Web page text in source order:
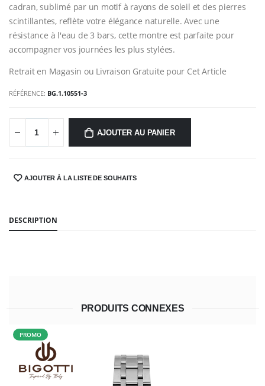
cadran, sublimé par un motif à rayons de soleil et des pierres
scintillantes, reflète votre élégance naturelle. Avec une
résistance à l'eau de 3 bars, cette montre est parfaite pour
accompagner vos journées les plus stylées.
Retrait en Magasin ou Livraison Gratuite pour Cet Article
RÉFÉRENCE: BG.1.10551-3
AJOUTER AU PANIER
SHARE:AJOUTER À LA LISTE DE SOUHAITS
DESCRIPTION
PRODUITS CONNEXES
PROMO